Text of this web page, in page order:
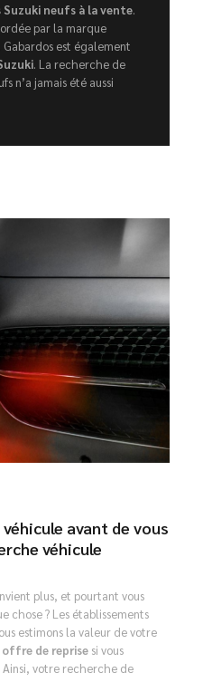
Suzuki neufs à la vente.
par la marque
est également
. La recherche de
n’a jamais été aussi
avant de vous
véhicule
plus, et pourtant vous
chose ? Les établissements
estimons la valeur de votre
offre de reprise si vous
votre recherche de